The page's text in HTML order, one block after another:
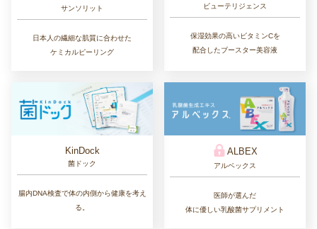
サンソリット
日本人の繊細な肌質に合わせた
ケミカルピーリング
ビューテリジェンス
保湿効果の高いビタミンCを
配合したブースター美容液
KinDock
菌ドック
腸内DNA検査で体の内側から健康を考え
る。
ALBEX
アルベックス
医師が選んだ
体に優しい乳酸菌サプリメント